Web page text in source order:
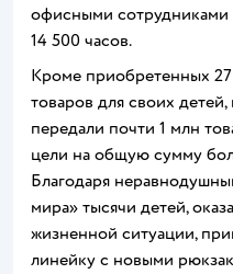
офисными сотрудниками
14 500 часов.
Кроме приобретенных
товаров для своих
передали почти 1 млн
цели на общую сумму
Благодаря
мира» тысячи детей,
жизненной ситуации,
линейку с новыми